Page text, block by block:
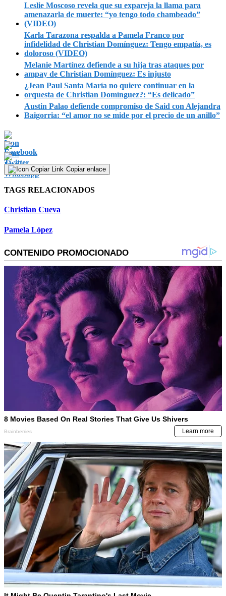
Leslie Moscoso revela que su expareja la llama para
amenazarla de muerte: “yo tengo todo chambeado”
(VIDEO)
Karla Tarazona respalda a Pamela Franco por
infidelidad de Christian Domínguez: Tengo empatía, es
doloroso (VIDEO)
Melanie Martínez defiende a su hija tras ataques por
ampay de Christian Domínguez: Es injusto
¿Jean Paul Santa María no quiere continuar en la
orquesta de Christian Domínguez?: “Es delicado”
Austin Palao defiende compromiso de Said con Alejandra
Baigorria: “el amor no se mide por el precio de un anillo”
Copiar enlace
TAGS RELACIONADOS
Christian Cueva
Pamela López